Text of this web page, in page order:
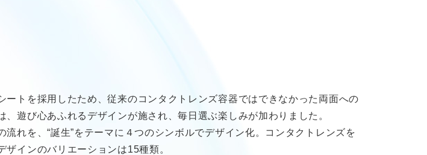
トを採用したため、従来のコンタクトレンズ容器ではできなかった両面への
遊び心あふれるデザインが施され、毎日選ぶ楽しみが加わりました。
れを、“誕生”をテーマに４つのシンボルでデザイン化。コンタクトレンズを
インのバリエーションは15種類。